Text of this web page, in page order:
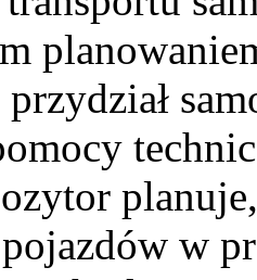
przydział
w